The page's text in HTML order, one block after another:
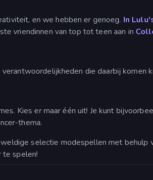
en we hebben er genoeg. In
vriendinnen van top tot teen aan in
die daarbij komen
Kies er maar één uit! Je kunt
thema.
selectie modespellen met
spelen!